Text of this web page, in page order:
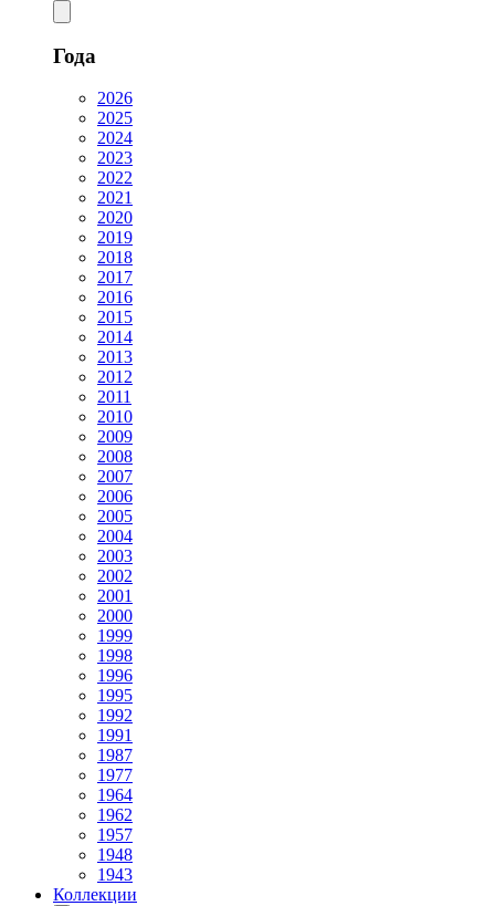
Года
2026
2025
2024
2023
2022
2021
2020
2019
2018
2017
2016
2015
2014
2013
2012
2011
2010
2009
2008
2007
2006
2005
2004
2003
2002
2001
2000
1999
1998
1996
1995
1992
1991
1987
1977
1964
1962
1957
1948
1943
Коллекции